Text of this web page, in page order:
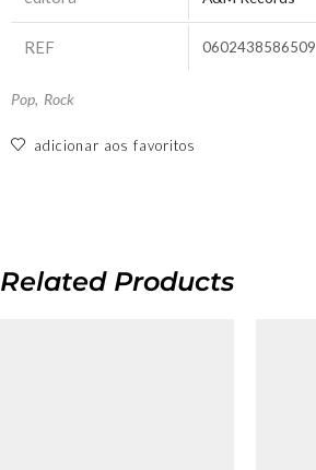
REF 0602438586509
Pop, Rock
adicionar aos favoritos
Related Products